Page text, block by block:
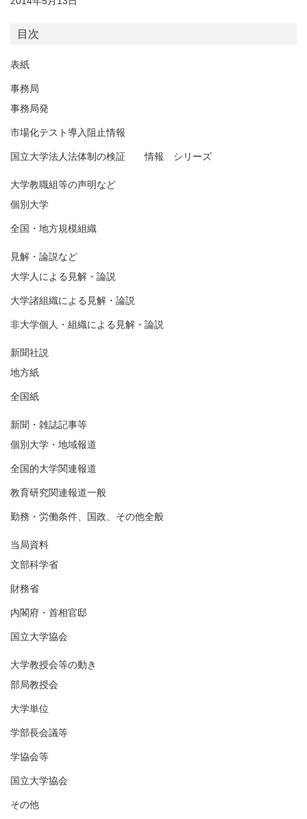
目次
表紙
事務局
事務局発
市場化テスト導入阻止情報
国立大学法人法体制の検証 情報 シリーズ
大学教職組等の声明など
個別大学
全国・地方規模組織
見解・論説など
大学人による見解・論説
大学諸組織による見解・論説
非大学個人・組織による見解・論説
新聞社説
地方紙
全国紙
新聞・雑誌記事等
個別大学・地域報道
全国的大学関連報道
教育研究関連報道一般
勤務・労働条件、国政、その他全般
当局資料
文部科学省
財務省
内閣府・首相官邸
国立大学協会
大学教授会等の動き
部局教授会
大学単位
学部長会議等
学協会等
国立大学協会
その他